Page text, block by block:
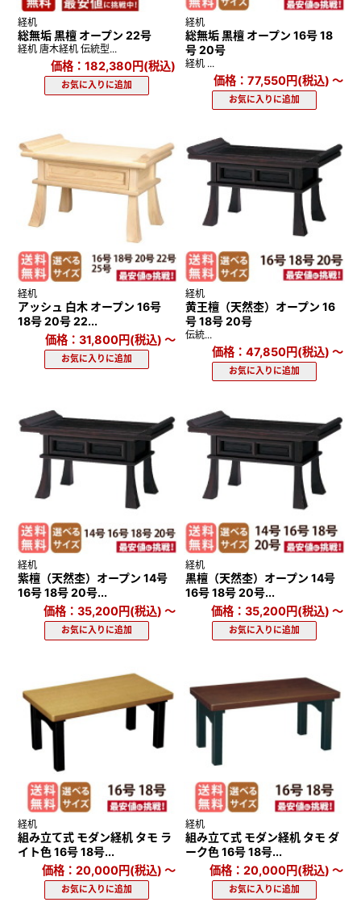
経机
総無垢 黒檀 オープン 22号
経机 唐木経机 伝統型...
価格：182,380円(税込)
経机
総無垢 黒檀 オープン 16号 18
号 20号
経机 ...
価格：77,550円(税込) ～
経机
アッシュ 白木 オープン 16号
18号 20号 22...
価格：31,800円(税込) ～
経机
黄王檀（天然杢）オープン 16
号 18号 20号
伝統...
価格：47,850円(税込) ～
経机
紫檀（天然杢）オープン 14号
16号 18号 20号...
価格：35,200円(税込) ～
経机
黒檀（天然杢）オープン 14号
16号 18号 20号...
価格：35,200円(税込) ～
経机
組み立て式 モダン経机 タモ ラ
イト色 16号 18号...
価格：20,000円(税込) ～
経机
組み立て式 モダン経机 タモ ダ
ーク色 16号 18号...
価格：20,000円(税込) ～